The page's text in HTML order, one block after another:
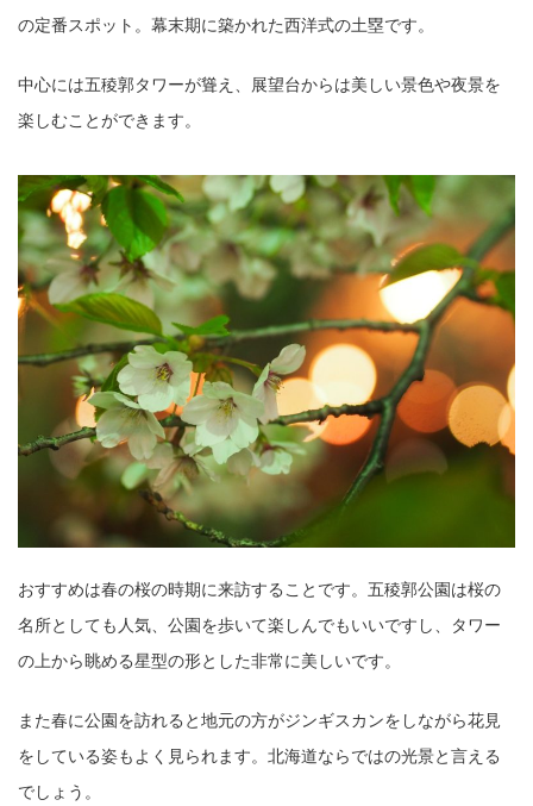
の定番スポット。幕末期に築かれた西洋式の土塁です。
中心には五稜郭タワーが聳え、展望台からは美しい景色や夜景を
楽しむことができます。
おすすめは春の桜の時期に来訪することです。五稜郭公園は桜の
名所としても人気、公園を歩いて楽しんでもいいですし、タワー
の上から眺める星型の形とした非常に美しいです。
また春に公園を訪れると地元の方がジンギスカンをしながら花見
をしている姿もよく見られます。北海道ならではの光景と言える
でしょう。